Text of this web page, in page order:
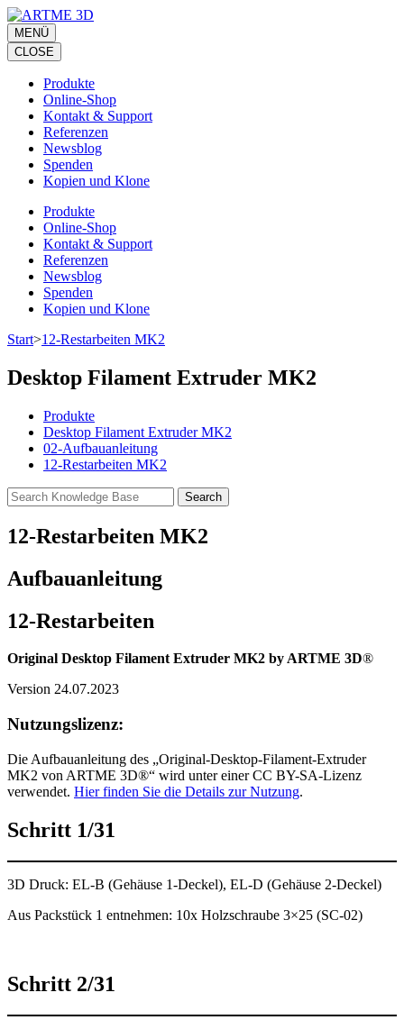
Zum
Inhalt
springen
(Eingabetaste
drücken)
MENÜ
CLOSE
Produkte
Online-Shop
Kontakt & Support
Referenzen
Newsblog
Spenden
Kopien und Klone
Produkte
Online-Shop
Kontakt & Support
Referenzen
Newsblog
Spenden
Kopien und Klone
Start>12-Restarbeiten MK2
Desktop Filament Extruder MK2
Produkte
Desktop Filament Extruder MK2
02-Aufbauanleitung
12-Restarbeiten MK2
12-Restarbeiten MK2
Aufbauanleitung
12-Restarbeiten
Original Desktop Filament Extruder MK2 by ARTME 3D®
Version 24.07.2023
Nutzungslizenz:
Die Aufbauanleitung des „Original-Desktop-Filament-Extruder
MK2 von ARTME 3D®“ wird unter einer CC BY-SA-Lizenz
verwendet. Hier finden Sie die Details zur Nutzung.
Schritt 1/31
3D Druck: EL-B (Gehäuse 1-Deckel), EL-D (Gehäuse 2-Deckel)
Aus Packstück 1 entnehmen: 10x Holzschraube 3×25 (SC-02)
Schritt 2/31